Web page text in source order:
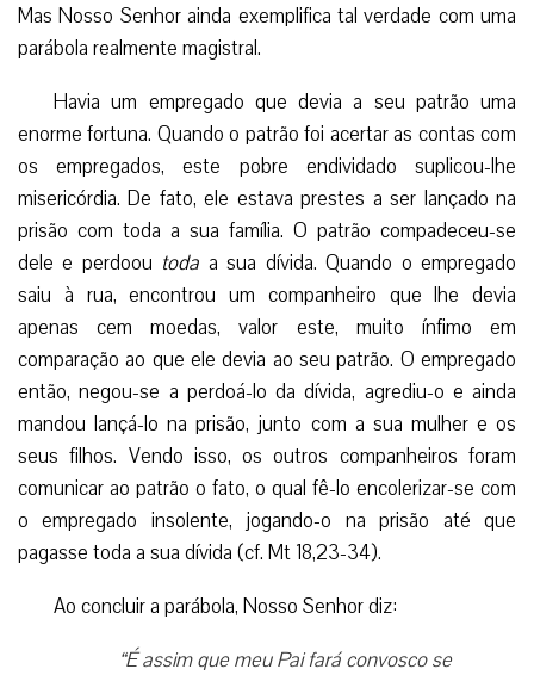
Mas Nosso Senhor ainda exemplifica tal verdade com uma
parábola realmente magistral.
Havia um empregado que devia a seu patrão uma
enorme fortuna. Quando o patrão foi acertar as contas com
os empregados, este pobre endividado suplicou-lhe
misericórdia. De fato, ele estava prestes a ser lançado na
prisão com toda a sua família. O patrão compadeceu-se
dele e perdoou toda a sua dívida. Quando o empregado
saiu à rua, encontrou um companheiro que lhe devia
apenas cem moedas, valor este, muito ínfimo em
comparação ao que ele devia ao seu patrão. O empregado
então, negou-se a perdoá-lo da dívida, agrediu-o e ainda
mandou lançá-lo na prisão, junto com a sua mulher e os
seus filhos. Vendo isso, os outros companheiros foram
comunicar ao patrão o fato, o qual fê-lo encolerizar-se com
o empregado insolente, jogando-o na prisão até que
pagasse toda a sua dívida (cf. Mt 18,23-34).
Ao concluir a parábola, Nosso Senhor diz:
“É assim que meu Pai fará convosco se